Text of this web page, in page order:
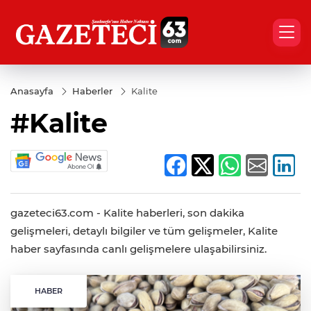
Anasayfa Haberler Kalite
#Kalite
gazeteci63.com - Kalite haberleri, son dakika
gelişmeleri, detaylı bilgiler ve tüm gelişmeler, Kalite
haber sayfasında canlı gelişmelere ulaşabilirsiniz.
HABER